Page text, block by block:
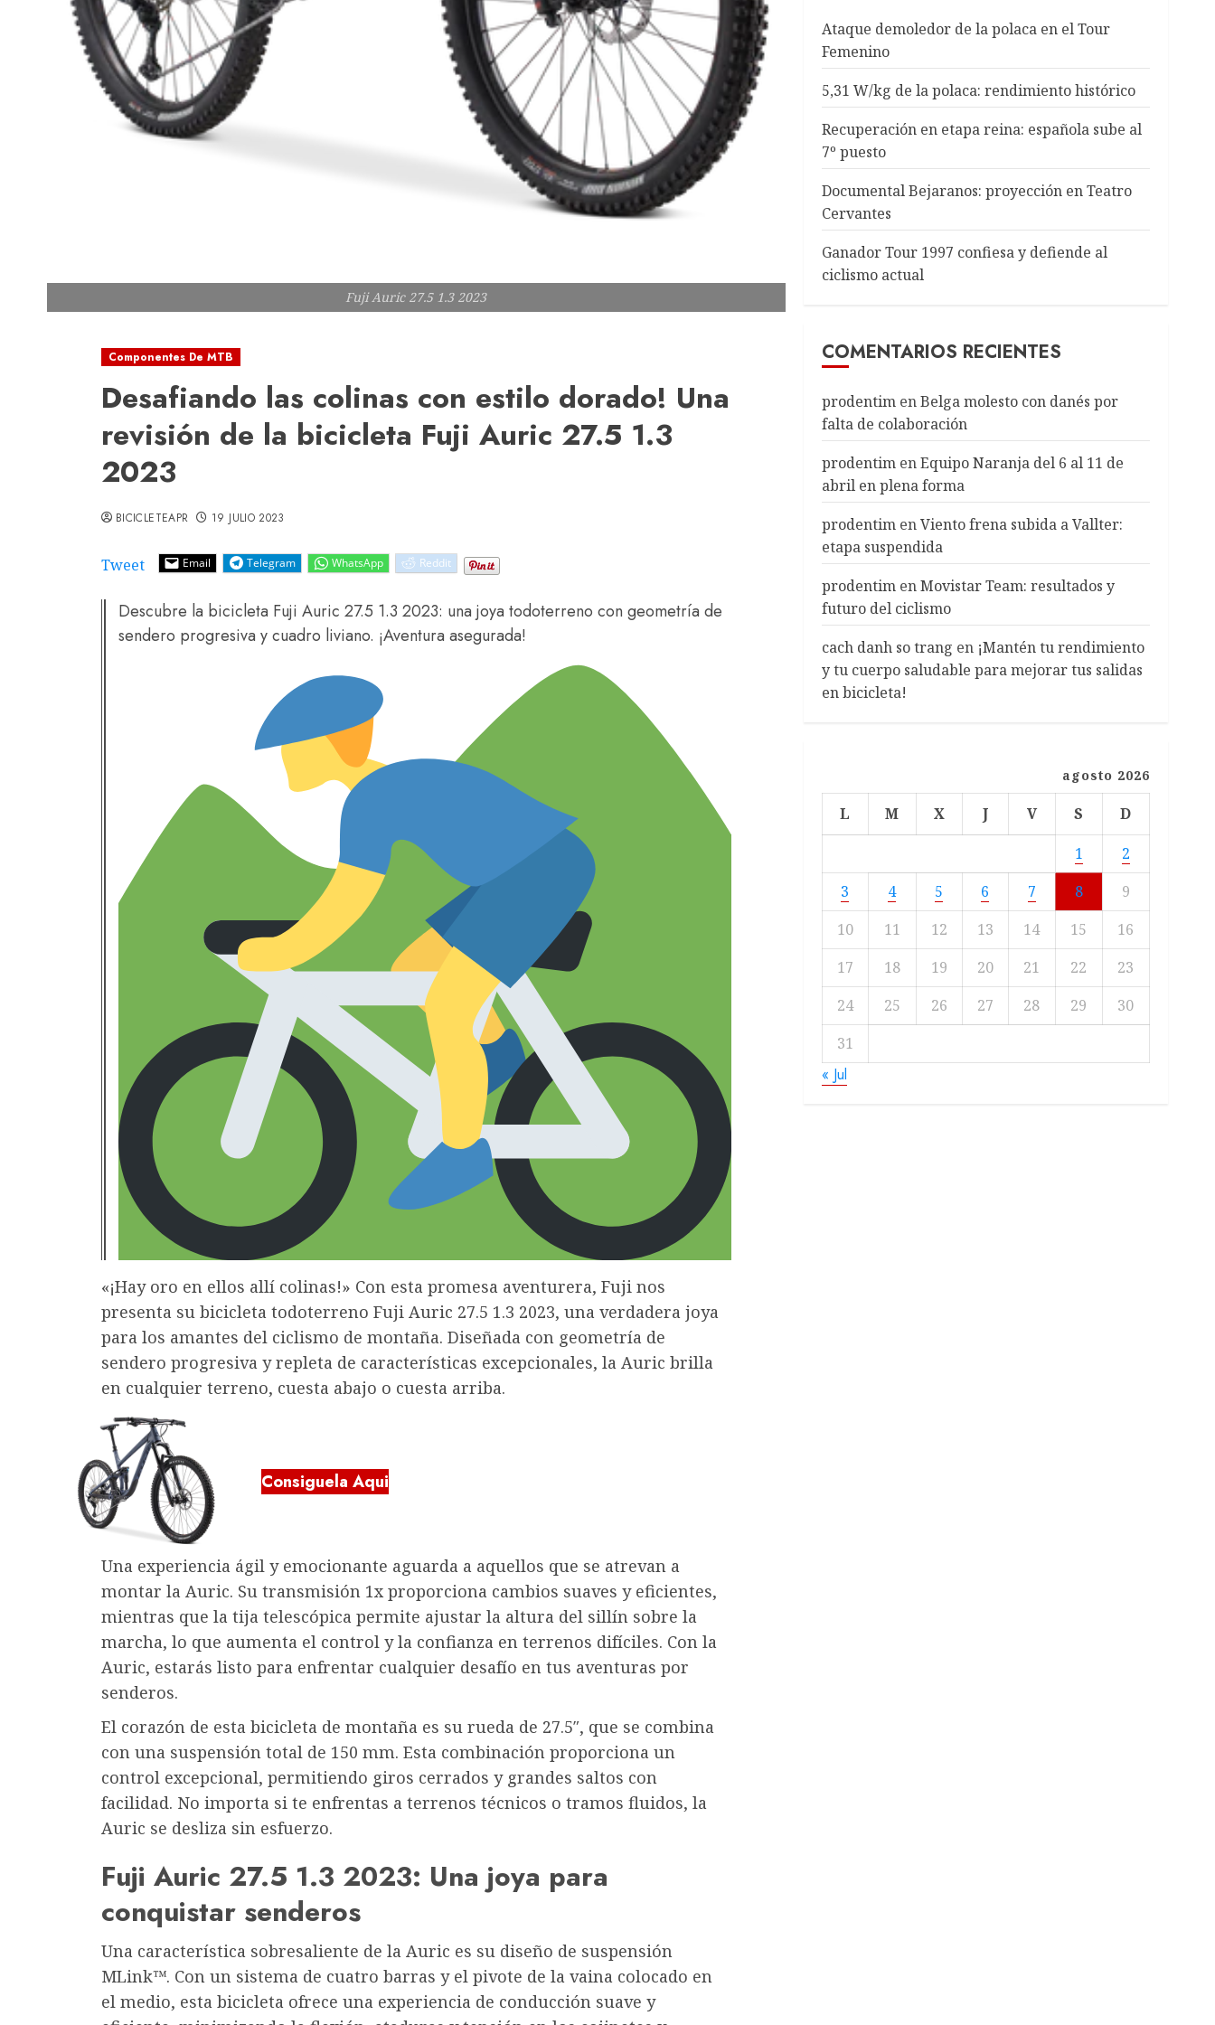
Componentes De MTB
Desafiando las colinas con estilo dorado! Una
revisión de la bicicleta Fuji Auric 27.5 1.3
2023
Tweet Email Telegram WhatsApp Reddit
BICICLETEAPR 19 JULIO 2023
Fuji Auric 27.5 1.3 2023
Descubre la bicicleta Fuji Auric 27.5 1.3 2023: una joya todoterreno con geometría de
sendero progresiva y cuadro liviano. ¡Aventura asegurada!
«¡Hay oro en ellos allí colinas!» Con esta promesa aventurera, Fuji nos
presenta su bicicleta todoterreno Fuji Auric 27.5 1.3 2023, una verdadera joya
para los amantes del ciclismo de montaña. Diseñada con geometría de
sendero progresiva y repleta de características excepcionales, la Auric brilla
en cualquier terreno, cuesta abajo o cuesta arriba.
Consiguela Aqui
Una experiencia ágil y emocionante aguarda a aquellos que se atrevan a
montar la Auric. Su transmisión 1x proporciona cambios suaves y eficientes,
mientras que la tija telescópica permite ajustar la altura del sillín sobre la
marcha, lo que aumenta el control y la confianza en terrenos difíciles. Con la
Auric, estarás listo para enfrentar cualquier desafío en tus aventuras por
senderos.
El corazón de esta bicicleta de montaña es su rueda de 27.5″, que se combina
con una suspensión total de 150 mm. Esta combinación proporciona un
control excepcional, permitiendo giros cerrados y grandes saltos con
facilidad. No importa si te enfrentas a terrenos técnicos o tramos fluidos, la
Auric se desliza sin esfuerzo.
Fuji Auric 27.5 1.3 2023: Una joya para
conquistar senderos
Una característica sobresaliente de la Auric es su diseño de suspensión
MLink™. Con un sistema de cuatro barras y el pivote de la vaina colocado en
el medio, esta bicicleta ofrece una experiencia de conducción suave y
Ataque demoledor de la polaca en el Tour
Femenino
5,31 W/kg de la polaca: rendimiento histórico
Recuperación en etapa reina: española sube al
7º puesto
Documental Bejaranos: proyección en Teatro
Cervantes
Ganador Tour 1997 confiesa y defiende al
ciclismo actual
COMENTARIOS RECIENTES
prodentimenBelga molesto con danés por
falta de colaboración
prodentimenEquipo Naranja del 6 al 11 de
abril en plena forma
prodentimenViento frena subida a Vallter:
etapa suspendida
prodentimenMovistar Team: resultados y
futuro del ciclismo
cach danh so trang en ¡Mantén tu rendimiento
y tu cuerpo saludable para mejorar tus salidas
en bicicleta!
agosto 2026
L M X J V S
D
1
2
3
4 5 6 7 8
9
10
11 12 13 14 15
16
17
18 19 20 21 22
23
24
25 26 27 28 29
30
31
« Jul